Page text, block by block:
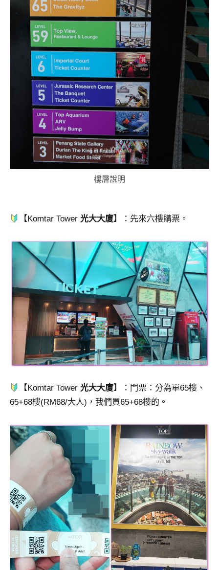
樓層說明
【Komtar Tower 光大大廈】：先來六樓購票。
【Komtar Tower 光大大廈】：門票：分為單65樓、
65+68樓(RM68/大人)，我們買65+68樓的。